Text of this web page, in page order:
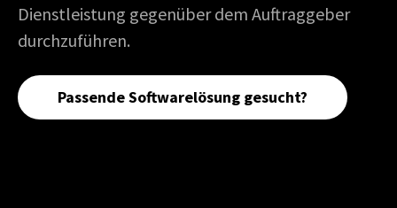
Dienstleistung gegenüber dem Auftraggeber
durchzuführen.
Passende Softwarelösung gesucht?